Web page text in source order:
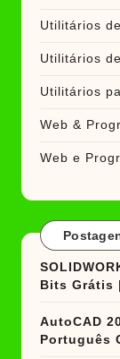
Utilitários
Utilitários
Utilitários
Web &
Web e
Bits Grátis
AutoCAD
Português